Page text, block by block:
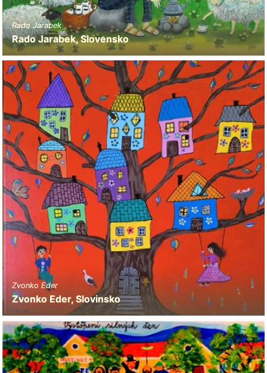
Rado Jarabek
Rado Jarabek, Slovensko
Zvonko Eder
Zvonko Eder, Slovinsko